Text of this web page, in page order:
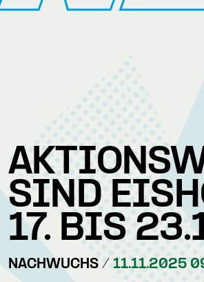
SIND
17. BIS
NACHWUCHS / 11.11.2025